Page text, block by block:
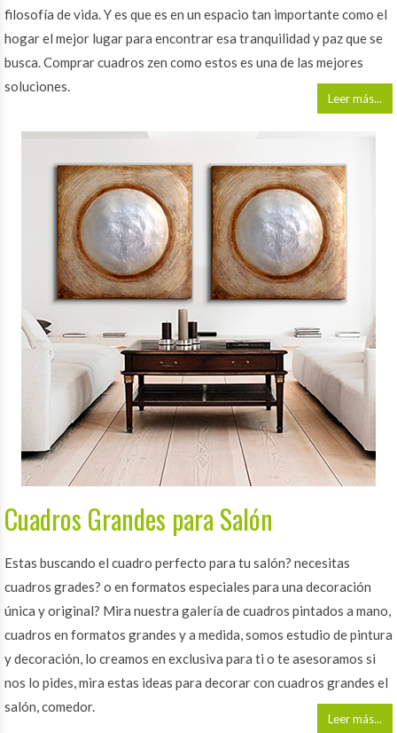
filosofía de vida. Y es que es en un espacio tan importante como el
hogar el mejor lugar para encontrar esa tranquilidad y paz que se
busca. Comprar cuadros zen como estos es una de las mejores
soluciones.
Leer más...
Cuadros Grandes para Salón
Estas buscando el cuadro perfecto para tu salón? necesitas
cuadros grades? o en formatos especiales para una decoración
única y original? Mira nuestra galería de cuadros pintados a mano,
cuadros en formatos grandes y a medida, somos estudio de pintura
y decoración, lo creamos en exclusiva para ti o te asesoramos si
nos lo pides, mira estas ideas para decorar con cuadros grandes el
salón, comedor.
Leer más...